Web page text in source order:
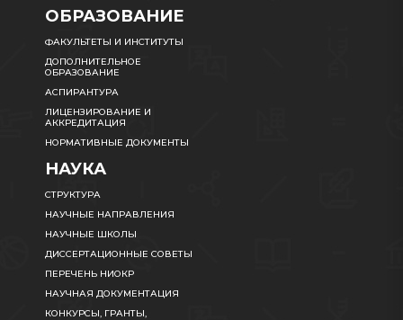
ОБРАЗОВАНИЕ
ФАКУЛЬТЕТЫ И ИНСТИТУТЫ
ДОПОЛНИТЕЛЬНОЕ
ОБРАЗОВАНИЕ
АСПИРАНТУРА
ЛИЦЕНЗИРОВАНИЕ И
АККРЕДИТАЦИЯ
НОРМАТИВНЫЕ ДОКУМЕНТЫ
НАУКА
СТРУКТУРА
НАУЧНЫЕ НАПРАВЛЕНИЯ
НАУЧНЫЕ ШКОЛЫ
ДИССЕРТАЦИОННЫЕ СОВЕТЫ
ПЕРЕЧЕНЬ НИОКР
НАУЧНАЯ ДОКУМЕНТАЦИЯ
КОНКУРСЫ, ГРАНТЫ,